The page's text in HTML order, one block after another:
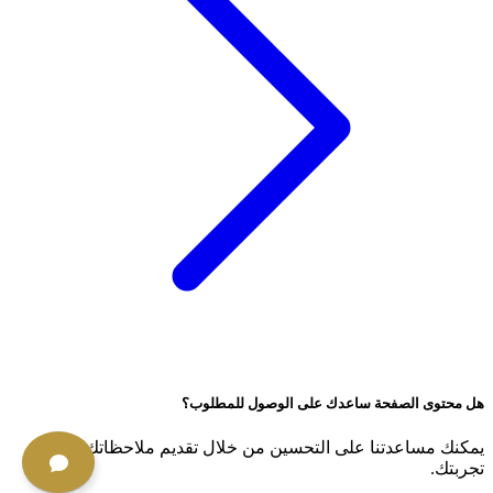
هل محتوى الصفحة ساعدك على الوصول للمطلوب؟
يمكنك مساعدتنا على التحسين من خلال تقديم ملاحظاتك حول
تجربتك.